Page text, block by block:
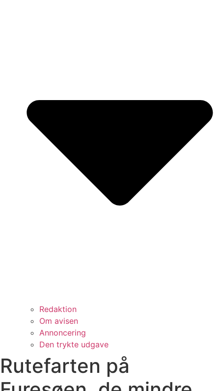
Redaktion
Om avisen
Annoncering
Den trykte udgave
Rutefarten på